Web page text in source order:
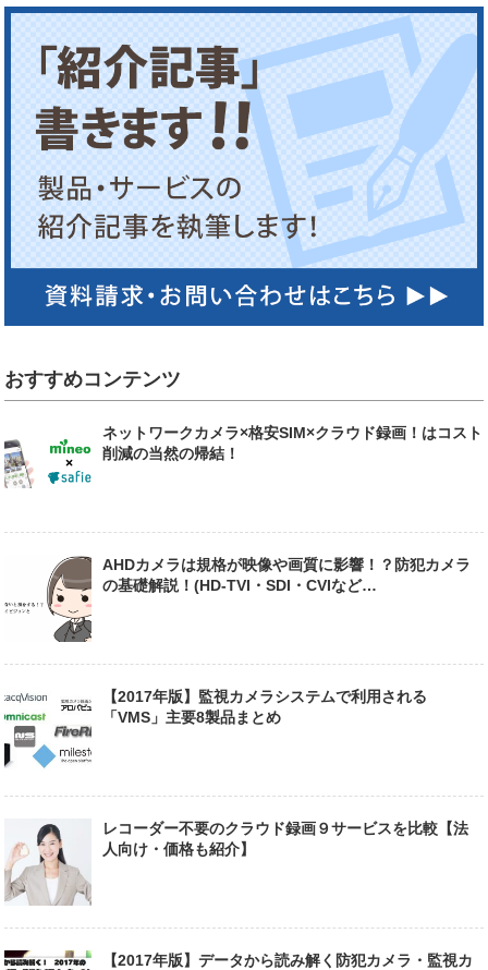
おすすめコンテンツ
ネットワークカメラ×格安SIM×クラウド録画！はコスト
削減の当然の帰結！
AHDカメラは規格が映像や画質に影響！？防犯カメラ
の基礎解説！(HD-TVI・SDI・CVIなど…
【2017年版】監視カメラシステムで利用される
「VMS」主要8製品まとめ
レコーダー不要のクラウド録画９サービスを比較【法
人向け・価格も紹介】
【2017年版】データから読み解く防犯カメラ・監視カ